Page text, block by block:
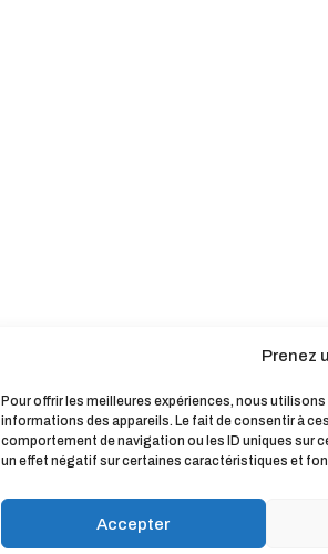
Prenez
Pour offrir les meilleures expériences, nous
informations des appareils. Le fait de consentir à
comportement de navigation ou les ID uniques sur
un effet négatif sur certaines caractéristiques et
Accepter